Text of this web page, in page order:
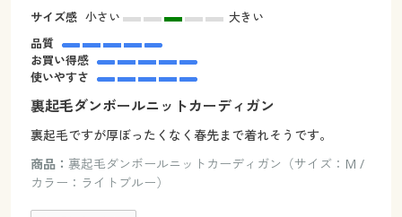
サイズ感 小さい
大きい
品質
お買い得感
使いやすさ
裏起毛ダンボールニットカーディガン
裏起毛ですが厚ぼったくなく春先まで着れそうです。
商品： 裏起毛ダンボールニットカーディガン（サイズ：M /
カラー：ライトブルー）